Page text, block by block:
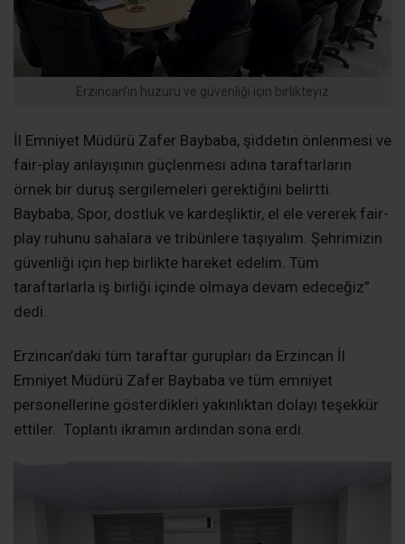
Erzincan’ın huzuru ve güvenliği için birlikteyiz
İl Emniyet Müdürü Zafer Baybaba, şiddetin önlenmesi ve
fair-play anlayışının güçlenmesi adına taraftarların
örnek bir duruş sergilemeleri gerektiğini belirtti.
Baybaba, Spor, dostluk ve kardeşliktir, el ele vererek fair-
play ruhunu sahalara ve tribünlere taşıyalım. Şehrimizin
güvenliği için hep birlikte hareket edelim. Tüm
taraftarlarla iş birliği içinde olmaya devam edeceğiz”
dedi.
Erzincan’daki tüm taraftar gurupları da Erzincan İl
Emniyet Müdürü Zafer Baybaba ve tüm emniyet
personellerine gösterdikleri yakınlıktan dolayı teşekkür
ettiler. Toplantı ikramın ardından sona erdi.